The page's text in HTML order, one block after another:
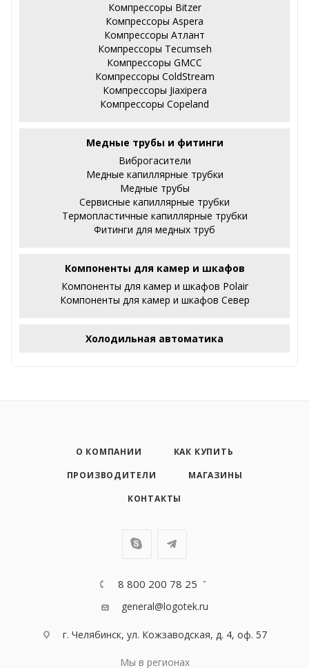
Компрессоры Bitzer
Компрессоры Aspera
Компрессоры Атлант
Компрессоры Tecumseh
Компрессоры GMCC
Компрессоры ColdStream
Компрессоры Jiaxipera
Компрессоры Copeland
Медные трубы и фитинги
Виброгасители
Медные капиллярные трубки
Медные трубы
Сервисные капиллярные трубки
Термопластичные капиллярные трубки
Фитинги для медных труб
Компоненты для камер и шкафов
Компоненты для камер и шкафов Polair
Компоненты для камер и шкафов Север
Холодильная автоматика
О КОМПАНИИ
КАК КУПИТЬ
ПРОИЗВОДИТЕЛИ
МАГАЗИНЫ
КОНТАКТЫ
8 800 200 78 25
general@logotek.ru
г. Челябинск, ул. Кожзаводская, д. 4, оф. 57
Мы в регионах